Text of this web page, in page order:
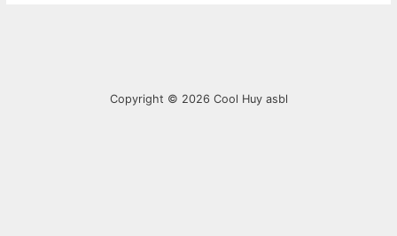
Copyright © 2026 Cool Huy asbl